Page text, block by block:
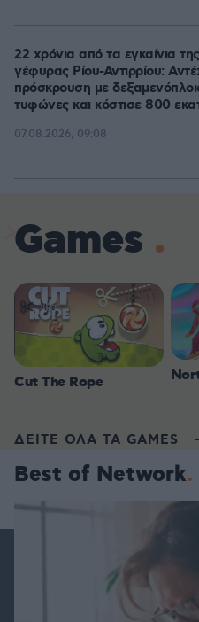
22 χρόνια από τα εγκαίνια της
γέφυρας Ρίου-Αντιρρίου:
πρόσκρουση με
τυφώνες και κόστισε 800
07.08.2026, 09:08
Games
Cut The Rope
ΔΕΙΤΕ ΟΛΑ ΤΑ GAMES
Best of Network